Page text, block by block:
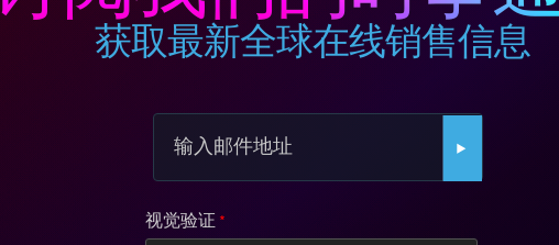
获取最新全球在线销售信息
视觉验证